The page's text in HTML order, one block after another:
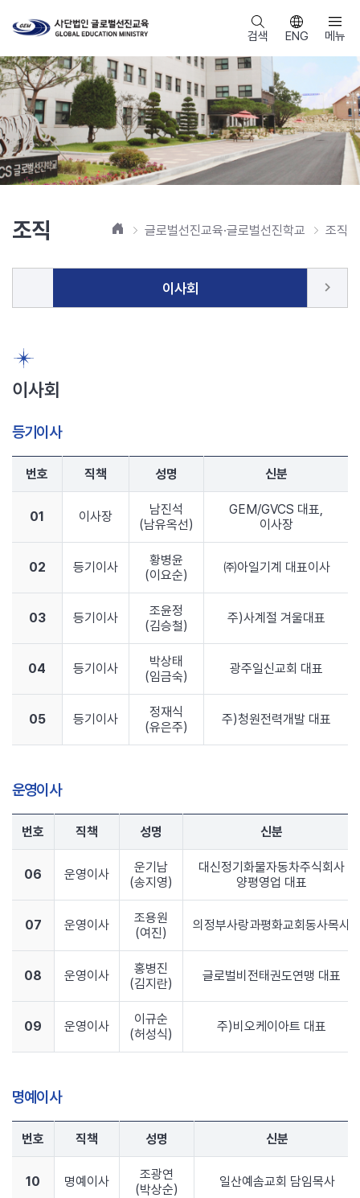
검색 ENG 메뉴
조직 홈 글로벌선진교육·글로벌선진학교 조직
이사회 keyboard_arrow_right
이사회
등기이사
번호 직책 성명 신분
01 이사장
남진석
(남유옥선)
GEM/GVCS 대표,
이사장
02 등기이사
황병윤
(이요순)
㈜아일기계 대표이사
03 등기이사
조윤정
(김승철)
주)사계절 겨울대표
04 등기이사
박상태
(임금숙)
광주일신교회 대표
05 등기이사
정재식
(유은주)
주)청원전력개발 대표
운영이사
번호 직책 성명 신분
06 운영이사
운기남
(송지영)
대신정기화물자동차주식회사
양평영업 대표
07 운영이사
조용원
(여진)
의정부사랑과평화교회동사목사
08 운영이사
홍병진
(김지란)
글로벌비전태권도연맹 대표
09 운영이사
이규순
(허성식)
주)비오케이아트 대표
명예이사
번호 직책 성명 신분
10 명예이사
조광연
(박상순)
일산예솜교회 담임목사